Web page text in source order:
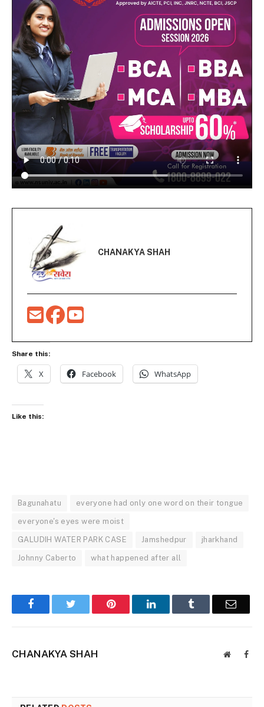
CHANAKYA SHAH
Share this:
X Facebook WhatsApp
Like this:
Bagunahatu everyone had only one word on their tongue
everyone's eyes were moist
GALUDIH WATER PARK CASE Jamshedpur jharkhand
Johnny Caberto what happened after all
FacebookTwitter Pinterest LinkedInTumblr Email
CHANAKYA SHAH Website